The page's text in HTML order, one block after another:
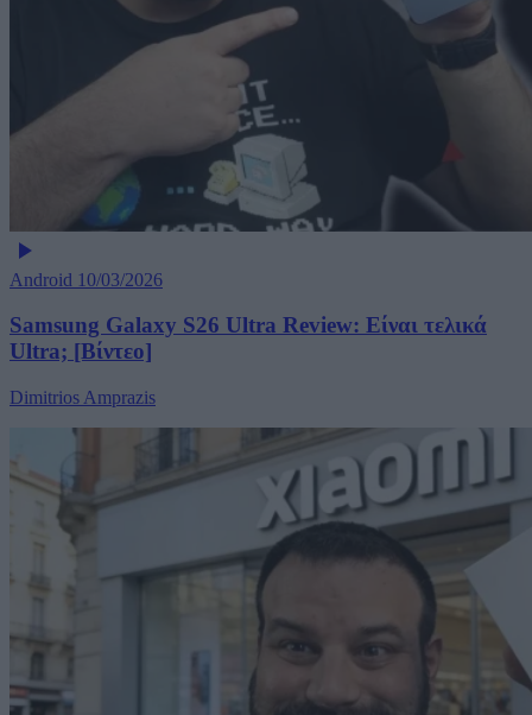
Android 10/03/2026
Samsung Galaxy S26 Ultra Review: Είναι τελικά
Ultra; [Βίντεο]
Dimitrios Amprazis